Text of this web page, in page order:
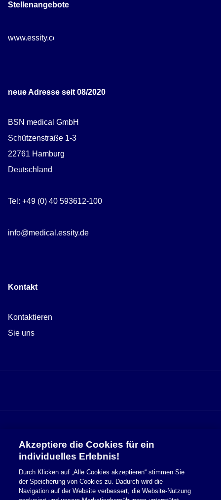
Stellenangebote
www.essity.com/careers
neue Adresse seit 08/2020
BSN medical GmbH
Schützenstraße 1-3
22761 Hamburg
Deutschland
Tel: +49 (0) 40 593612-100
info@medical.essity.de
Kontakt
Kontaktieren
Sie uns
Sicherheitsinformationen
Nutzungsbedingungen
Cookie Richtlinie
Akzeptiere die Cookies für ein
individuelles Erlebnis!
Durch Klicken auf „Alle Cookies akzeptieren“ stimmen Sie
der Speicherung von Cookies zu. Dadurch wird die
Navigation auf der Website verbessert, die Website-Nutzung